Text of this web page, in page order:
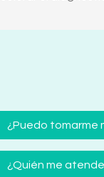
¿Puedo tomarme
¿Quién me